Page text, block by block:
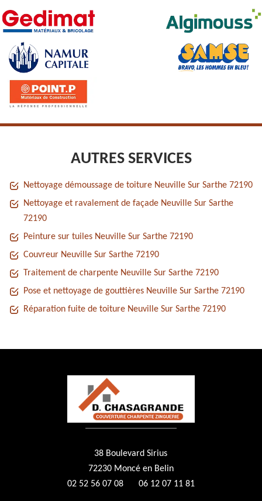
AUTRES SERVICES
Nettoyage démoussage de toiture Neuville Sur Sarthe 72190
Nettoyage et ravalement de façade Neuville Sur Sarthe
72190
Peinture sur tuiles Neuville Sur Sarthe 72190
Couvreur Neuville Sur Sarthe 72190
Traitement de charpente Neuville Sur Sarthe 72190
Pose et nettoyage de gouttières Neuville Sur Sarthe 72190
Réparation fuite de toiture Neuville Sur Sarthe 72190
38 Boulevard Sirius
72230 Moncé en Belin
02 52 56 07 08
06 12 07 11 81